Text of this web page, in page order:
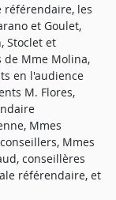
référendaire, les
et Goulet,
Stoclet et
de Mme Molina,
en l'audience
M. Flores,
Mmes
Mmes
conseillères
référendaire, et